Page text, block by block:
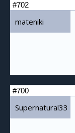
#702
mateniki
#700
Supernatural33